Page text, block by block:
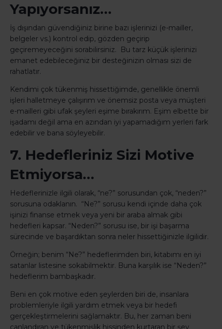
Yapıyorsanız…
İş dışından güvendiğiniz birine bazı işlerinizi (e-mailler,
belgeler vs.) kontrol edip, gözden geçirip
geçiremeyeceğini sorabilirsiniz. Bu tarz küçük işlerinizi
emanet edebileceğiniz bir desteğinizin olması sizi de
rahatlatır.
Kendimi çok tükenmiş hissettiğimde, genellikle önemli
işleri halletmeye çalışırım ve önemsiz posta veya müşteri
e-mailleri gibi ufak şeyleri eşime bırakırım. Eşim elbette bir
işadamı değil ama en azından iyi yapamadığım yerleri fark
edebilir ve bana söyleyebilir.
7. Hedefleriniz Sizi Motive
Etmiyorsa…
Hedeflerinizle ilgili olarak, “ne?” sorusundan çok, “neden?”
sorusuna odaklanın. “Ne?” sorusu kendi içinde daha çok
işinizi finanse etmek veya yeni bir araba almak gibi
hedefleri kapsar. “Neden?” sorusu ise, bir işi başarma
sürecinde ve başardıktan sonra neler hissettiğinizle ilgilidir.
Örneğin; benim “Ne?” hedeflerimden biri, kitabımı en iyi
satanlar listesine sokabilmektir. Buna karşılık ise “Neden?”
hedeflerim bambaşkadır.
Beni en çok motive eden şeylerden biri de, insanlara
problemleriyle ilgili yardım etmek veya bir hedefi
gerçekleştirmelerini sağlamaktır. Bu, her zaman beni
canlandıran ve tükenmişlik hissinden kurtaran bir şey